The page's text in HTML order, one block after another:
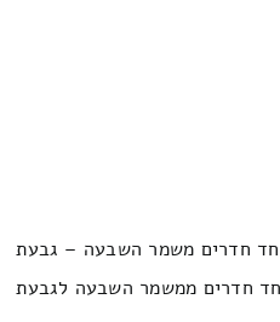
חדרים משמר השבעה – גבעת
חדרים ממשמר השבעה לגבעת